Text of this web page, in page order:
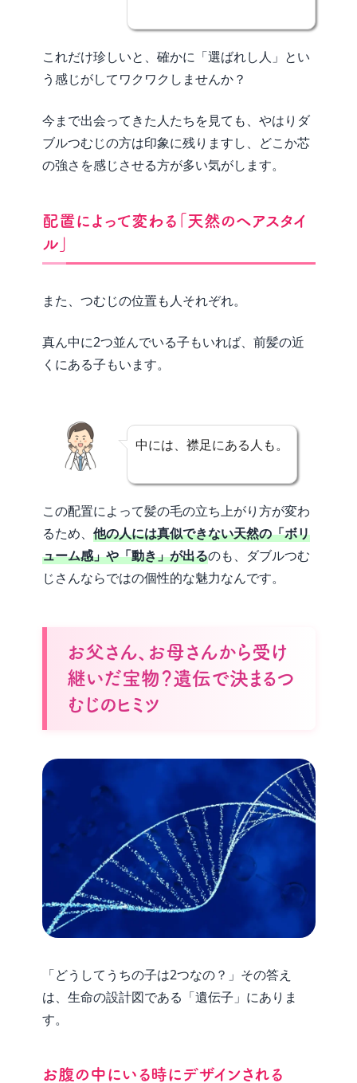
これだけ珍しいと、確かに「選ばれし人」とい
う感じがしてワクワクしませんか？
今まで出会ってきた人たちを見ても、やはりダ
ブルつむじの方は印象に残りますし、どこか芯
の強さを感じさせる方が多い気がします。
配置によって変わる「天然のヘアスタイ
ル」
また、つむじの位置も人それぞれ。
真ん中に2つ並んでいる子もいれば、前髪の近
くにある子もいます。
中には、襟足にある人も。
この配置によって髪の毛の立ち上がり方が変わ
るため、 他の人には真似できない天然の「ボリ
ューム感」や「動き」が出るのも、ダブルつむ
じさんならではの個性的な魅力なんです。
お父さん、お母さんから受け
継いだ宝物？遺伝で決まるつ
むじのヒミツ
「どうしてうちの子は2つなの？」その答え
は、生命の設計図である「遺伝子」にありま
す。
お腹の中にいる時にデザインされる